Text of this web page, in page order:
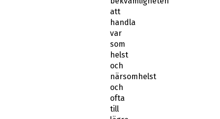
handla
var
som
helst
och
närsomhelst
och
ofta
till
lägre
priser.